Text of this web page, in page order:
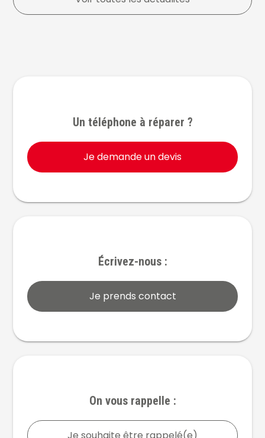
Un téléphone à réparer ?
Je demande un devis
Écrivez-nous :
Je prends contact
On vous rappelle :